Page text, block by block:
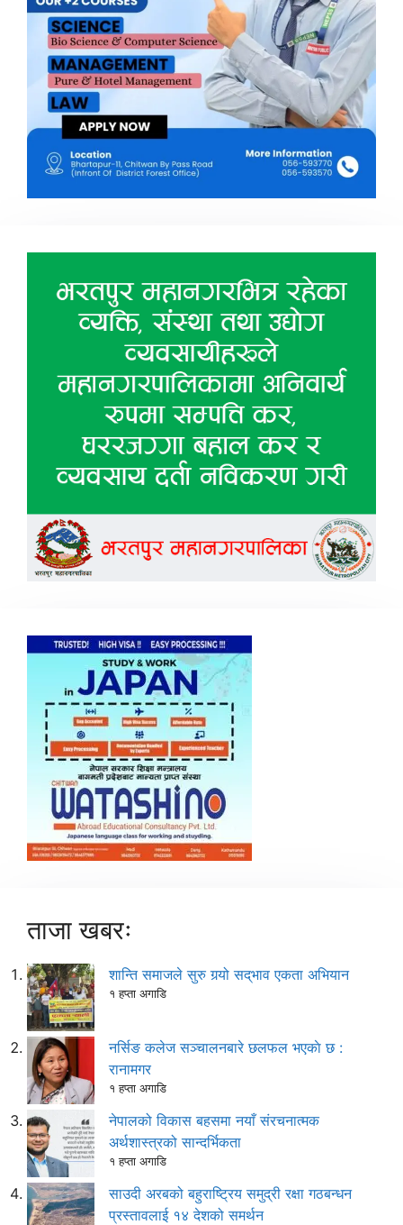
ताजा खबरः
शान्ति समाजले सुरु गर्‍यो सद्‌भाव एकता अभियान
१ हप्ता अगाडि
नर्सिङ कलेज सञ्चालनबारे छलफल भएकाे छ :
रानामगर
१ हप्ता अगाडि
नेपालको विकास बहसमा नयाँ संरचनात्मक
अर्थशास्त्रको सान्दर्भिकता
१ हप्ता अगाडि
साउदी अरबको बहुराष्ट्रिय समुद्री रक्षा गठबन्धन
प्रस्तावलाई १४ देशको समर्थन